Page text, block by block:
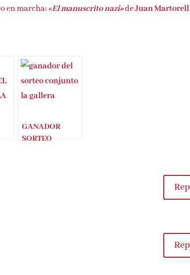
en marcha: «El manuscrito nazi»deJuan Martorell
GANADOR
SORTEO